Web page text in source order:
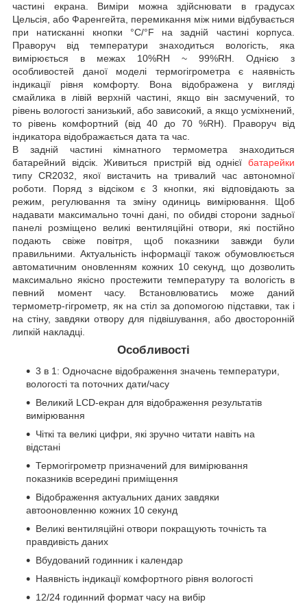
частині екрана. Виміри можна здійснювати в градусах
Цельсія, або Фаренгейта, перемикання між ними відбувається
при натисканні кнопки °C/°F на задній частині корпуса.
Праворуч від температури знаходиться вологість, яка
вимірюється в межах 10%RH ~ 99%RH. Однією з
особливостей даної моделі термогігрометра є наявність
індикації рівня комфорту. Вона відображена у вигляді
смайлика в лівій верхній частині, якщо він засмучений, то
рівень вологості занизький, або зависокий, а якщо усміхнений,
то рівень комфортний (від 40 до 70 %RH). Праворуч від
індикатора відображається дата та час.
В задній частині кімнатного термометра знаходиться
батарейний відсік. Живиться пристрій від однієї батарейки
типу CR2032, якої вистачить на тривалий час автономної
роботи. Поряд з відсіком є 3 кнопки, які відповідають за
режим, регулювання та зміну одиниць вимірювання. Щоб
надавати максимально точні дані, по обидві сторони задньої
панелі розміщено великі вентиляційні отвори, які постійно
подають свіже повітря, щоб показники завжди були
правильними. Актуальність інформації також обумовлюється
автоматичним оновленням кожних 10 секунд, що дозволить
максимально якісно простежити температуру та вологість в
певний момент часу. Встановлюватись може даний
термометр-гігрометр, як на стіл за допомогою підставки, так і
на стіну, завдяки отвору для підвішування, або двосторонній
липкій накладці.
Особливості
3 в 1: Одночасне відображення значень температури,
вологості та поточних дати/часу
Великий LCD-екран для відображення результатів
вимірювання
Чіткі та великі цифри, які зручно читати навіть на
відстані
Термогігрометр призначений для вимірювання
показників всередині приміщення
Відображення актуальних даних завдяки
автооновленню кожних 10 секунд
Великі вентиляційні отвори покращують точність та
правдивість даних
Вбудований годинник і календар
Наявність індикації комфортного рівня вологості
12/24 годинний формат часу на вибір